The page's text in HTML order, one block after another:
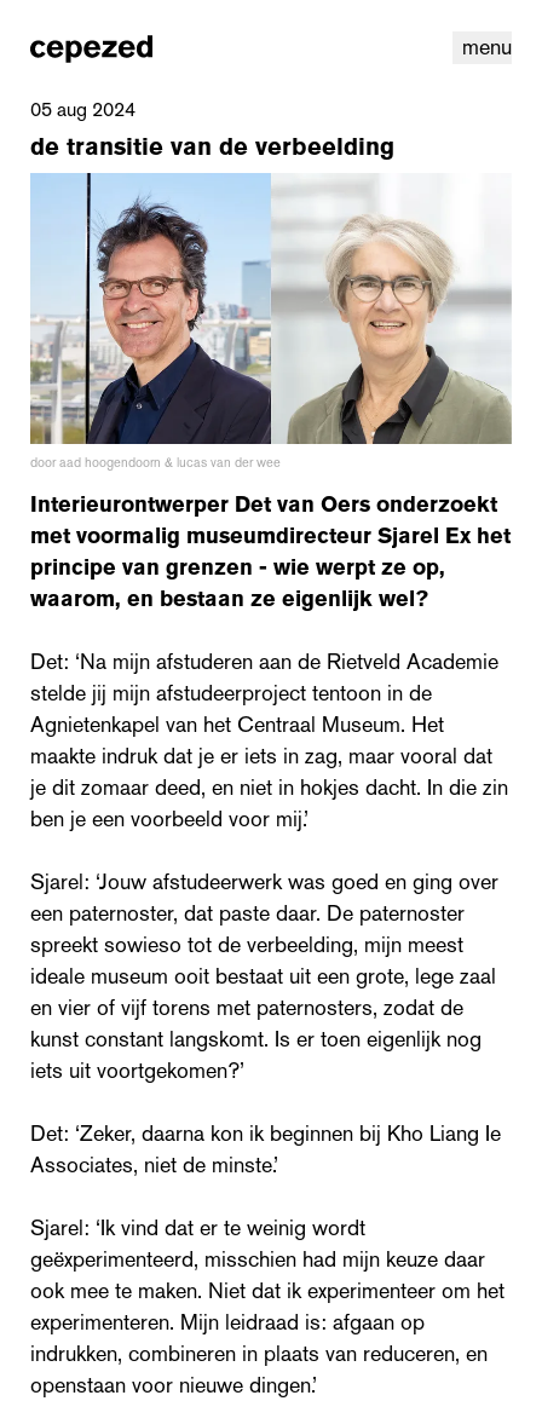
menu
linkedininstagram cookies en
05 aug 2024
de transitie van de verbeelding
door aad hoogendoorn & lucas van der wee
Interieurontwerper Det van Oers onderzoekt
met voormalig museumdirecteur Sjarel Ex het
principe van grenzen - wie werpt ze op,
waarom, en bestaan ze eigenlijk wel?
Det: ‘Na mijn afstuderen aan de Rietveld Academie
stelde jij mijn afstudeerproject tentoon in de
Agnietenkapel van het Centraal Museum. Het
maakte indruk dat je er iets in zag, maar vooral dat
je dit zomaar deed, en niet in hokjes dacht. In die zin
ben je een voorbeeld voor mij.’
Sjarel: ‘Jouw afstudeerwerk was goed en ging over
een paternoster, dat paste daar. De paternoster
spreekt sowieso tot de verbeelding, mijn meest
ideale museum ooit bestaat uit een grote, lege zaal
en vier of vijf torens met paternosters, zodat de
kunst constant langskomt. Is er toen eigenlijk nog
iets uit voortgekomen?’
Det: ‘Zeker, daarna kon ik beginnen bij Kho Liang Ie
Associates, niet de minste.’
Sjarel: ‘Ik vind dat er te weinig wordt
geëxperimenteerd, misschien had mijn keuze daar
ook mee te maken. Niet dat ik experimenteer om het
experimenteren. Mijn leidraad is: afgaan op
indrukken, combineren in plaats van reduceren, en
openstaan voor nieuwe dingen.’